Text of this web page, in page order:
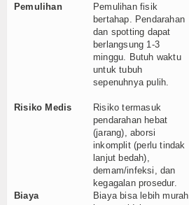
Pemulihan
Pemulihan fisik
bertahap. Pendarahan
dan spotting dapat
berlangsung 1-3
minggu. Butuh waktu
untuk tubuh
sepenuhnya pulih.
Risiko Medis
Risiko termasuk
pendarahan hebat
(jarang), aborsi
inkomplit (perlu tindak
lanjut bedah),
demam/infeksi, dan
kegagalan prosedur.
Biaya
Biaya bisa lebih murah